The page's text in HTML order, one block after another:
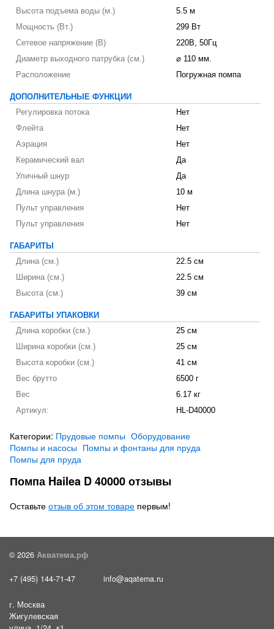
Высота подъема воды (м.)
5.5 м
Мощность (Вт.)
299 Вт
Сетевое напряжение (В)
220В, 50Гц
Диаметр выходного патрубка (см.)
⌀ 110 мм.
Расположение
Погружная помпа
ДОПОЛНИТЕЛЬНЫЕ ФУНКЦИИ
Регулировка потока
Нет
Флейта
Нет
Аэрация
Нет
Керамический вал
Да
Уличный шнур
Да
Длина шнура (м.)
10 м
Пульт управления
Нет
Пульт управления
Нет
ГАБАРИТЫ
Длина (см.)
22.5 см
Ширина (см.)
22.5 см
Высота (см.)
39 см
ГАБАРИТЫ УПАКОВКИ
Длина коробки (см.)
25 см
Ширина коробки (см.)
25 см
Высота коробки (см.)
41 см
Вес брутто
6500 г
Вес
6.17 кг
Артикул:
HL-D40000
Категории: Прудовые помпы Оборудование
Помпы и насосы Помпы и фонтаны для пруда
Помпы для пруда
Помпа Hailea D 40000 отзывы
Оставьте отзыв об этом товаре первым!
© 2026 Акватема.рф
+7 (495) 144-71-47 info@aqatema.ru
г. Москва
Жигулевская